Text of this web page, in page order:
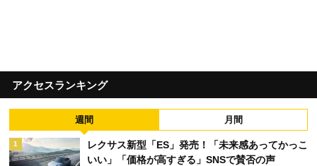
アクセスランキング
週間 月間
1
レクサス新型「ES」発売！「未来感あってかっこ
いい」「価格が高すぎる」SNSで賛否の声